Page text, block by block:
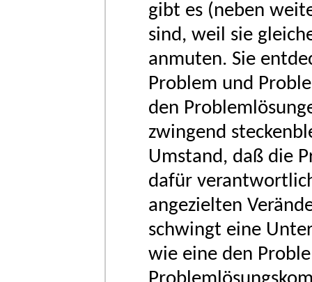
gibt es (neben
sind, weil sie
anmuten. Sie
Problem und
den
zwingend
Umstand, daß die
dafür
angezielten
schwingt eine
wie eine den